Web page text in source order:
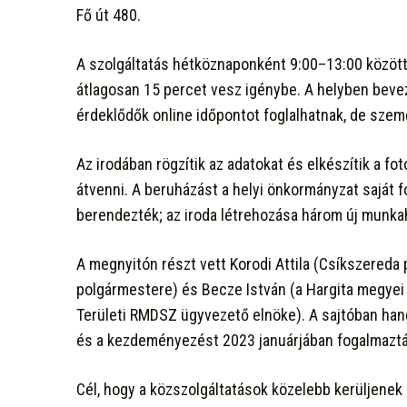
Fő út 480.
A szolgáltatás hétköznaponként 9:00–13:00
átlagosan 15 percet vesz igénybe. A helyben
érdeklődők online időpontot foglalhatnak, de
Az irodában rögzítik az adatokat és elkészítik a
átvenni. A beruházást a helyi önkormányzat
berendezték; az iroda létrehozása három új
A megnyitón részt vett Korodi Attila
polgármestere) és Becze István (a Hargita
Területi RMDSZ ügyvezető elnöke). A sajtóban
és a kezdeményezést 2023 januárjában
Cél, hogy a közszolgáltatások közelebb